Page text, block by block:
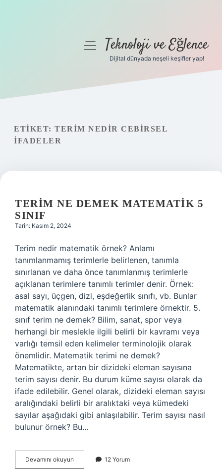
Gizlilik Politikası
Hakkımızda
menüyüTeknoloji ve Eğlence
Dijital dünyada neşeli keşifler yap!
ETIKET: TERIM NEDIR CEBIRSEL
IFADELER
TERIM NE DEMEK MATEMATIK 5
SINIF
Tarih: Kasım 2, 2024
Terim nedir matematik örnek? Anlamı
tanımlanmamış terimlerle belirlenen, tanımla
sınırlanan ve daha önce tanımlanmış terimlerle
açıklanan terimlere tanımlı terimler denir. Örnek:
asal sayı, üçgen, dizi, eşdeğerlik sınıfı, vb. Bunlar
matematik alanındaki tanımlı terimlere örnektir. 5.
sınıf terim ne demek? Bilim, sanat, spor veya
herhangi bir meslekle ilgili belirli bir kavramı veya
varlığı temsil eden kelimeler terminolojik olarak
önemlidir. Matematik terimi ne demek?
Matematikte, artan bir dizideki eleman sayısına
terim sayısı denir. Bu durum küme sayısı olarak da
ifade edilebilir. Genel olarak, dizideki eleman sayısı
aralığındaki belirli bir aralıktaki veya kümedeki
sayılar aşağıdaki gibi anlaşılabilir. Terim sayısı nasıl
bulunur örnek? Bu…
Devamını okuyun
Ne
12 Yorum